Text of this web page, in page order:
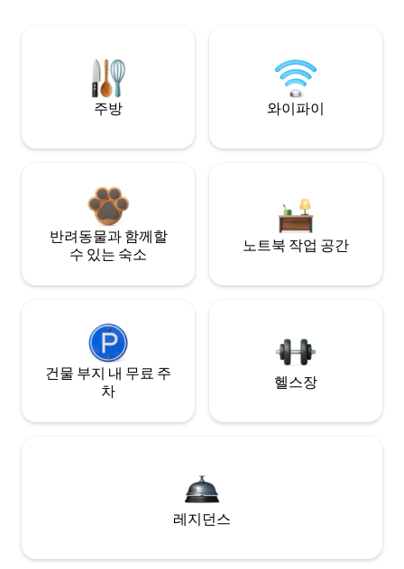
주방 와이파이
반려동물과 함께할
수 있는 숙소
노트북 작업 공간
건물 부지 내 무료 주
차
헬스장
레지던스